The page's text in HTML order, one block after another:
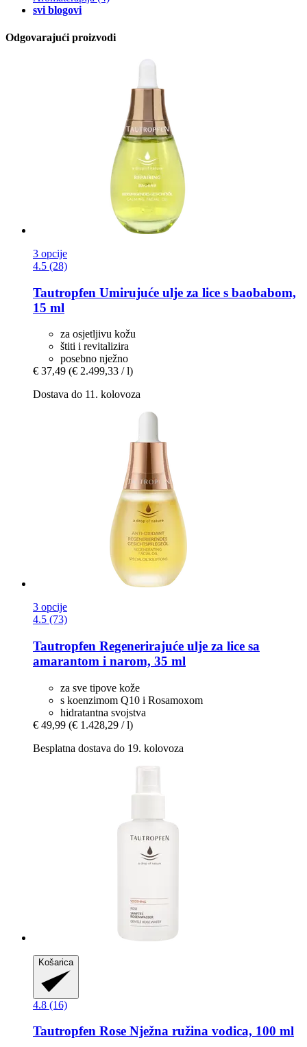
svi blogovi
Odgovarajući proizvodi
3 opcije
4.5 (28)
Tautropfen Umirujuće ulje za lice s baobabom,
15 ml
za osjetljivu kožu
štiti i revitalizira
posebno nježno
€ 37,49 (€ 2.499,33 / l)
Dostava do 11. kolovoza
3 opcije
4.5 (73)
Tautropfen Regenerirajuće ulje za lice sa
amarantom i narom, 35 ml
za sve tipove kože
s koenzimom Q10 i Rosamoxom
hidratantna svojstva
€ 49,99 (€ 1.428,29 / l)
Besplatna dostava do 19. kolovoza
Košarica
4.8 (16)
Tautropfen Rose Nježna ružina vodica, 100 ml